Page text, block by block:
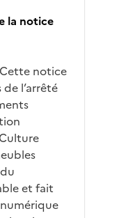
la notice
notice
l’arrêté
et fait